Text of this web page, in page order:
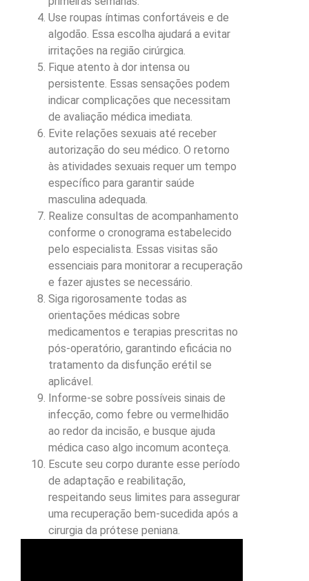
Use roupas íntimas confortáveis e de
algodão. Essa escolha ajudará a evitar
irritações na região cirúrgica.
Fique atento à dor intensa ou
persistente. Essas sensações podem
indicar complicações que necessitam
de avaliação médica imediata.
Evite relações sexuais até receber
autorização do seu médico. O retorno
às atividades sexuais requer um tempo
específico para garantir saúde
masculina adequada.
Realize consultas de acompanhamento
conforme o cronograma estabelecido
pelo especialista. Essas visitas são
essenciais para monitorar a recuperação
e fazer ajustes se necessário.
Siga rigorosamente todas as
orientações médicas sobre
medicamentos e terapias prescritas no
pós-operatório, garantindo eficácia no
tratamento da disfunção erétil se
aplicável.
Informe-se sobre possíveis sinais de
infecção, como febre ou vermelhidão
ao redor da incisão, e busque ajuda
médica caso algo incomum aconteça.
Escute seu corpo durante esse período
de adaptação e reabilitação,
respeitando seus limites para assegurar
uma recuperação bem-sucedida após a
cirurgia da prótese peniana.